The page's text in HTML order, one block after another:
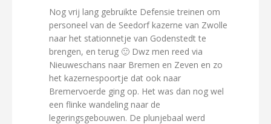
Nog vrij lang gebruikte Defensie treinen om
personeel van de Seedorf kazerne van Zwolle
naar het stationnetje van Godenstedt te
brengen, en terug 🙂 Dwz men reed via
Nieuweschans naar Bremen en Zeven en zo
het kazernespoortje dat ook naar
Bremervoerde ging op. Het was dan nog wel
een flinke wandeling naar de
legeringsgebouwen. De plunjebaal werd